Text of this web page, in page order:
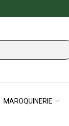
MAROQUINERIE